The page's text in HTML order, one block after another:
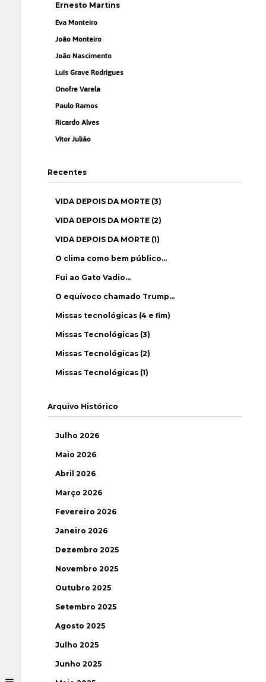
Ernesto Martins
Eva Monteiro
João Monteiro
João Nascimento
Luís Grave Rodrigues
Onofre Varela
Paulo Ramos
Ricardo Alves
Vítor Julião
Recentes
VIDA DEPOIS DA MORTE (3)
VIDA DEPOIS DA MORTE (2)
VIDA DEPOIS DA MORTE (1)
O clima como bem público…
Fui ao Gato Vadio…
O equívoco chamado Trump…
Missas tecnológicas (4 e fim)
Missas Tecnológicas (3)
Missas Tecnológicas (2)
Missas Tecnológicas (1)
Arquivo Histórico
Julho 2026
Maio 2026
Abril 2026
Março 2026
Fevereiro 2026
Janeiro 2026
Dezembro 2025
Novembro 2025
Outubro 2025
Setembro 2025
Agosto 2025
Julho 2025
Junho 2025